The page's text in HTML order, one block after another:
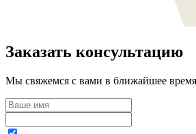
Заказать консультацию
Мы свяжемся с вами в ближайшее время